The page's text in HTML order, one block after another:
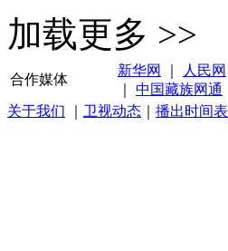
加载更多 >>
合作媒体
新华网 人民网
中国藏族网通
关于我们
卫视动态 播出时间表